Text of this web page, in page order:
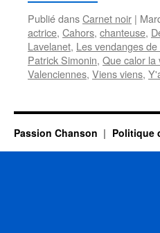
Publié dansCarnet noir |
actrice, Cahors, chanteuse,
Lavelanet, Les vendanges
Patrick Simonin, Que calor la
Valenciennes, Viens viens,
Passion Chanson Politique